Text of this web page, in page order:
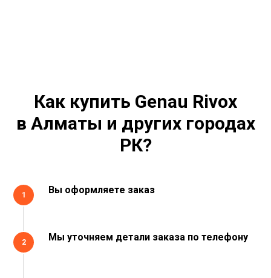
Как купить Genau Rivox
в Алматы и других городах
РК?
1 Вы оформляете заказ
2 Мы уточняем детали заказа по телефону